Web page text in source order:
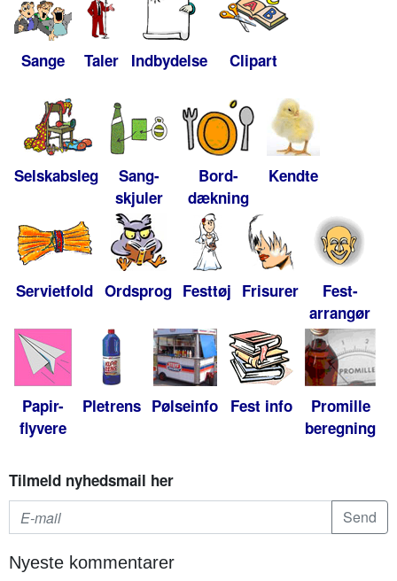
Sange Taler Indbydelse Clipart
Selskabsleg
Sang-
skjuler
Bord-
dækning
Kendte
Servietfold Ordsprog Festtøj Frisurer
Fest-
arrangør
Papir-
flyvere
Pletrens Pølseinfo Fest info
Promille
beregning
Tilmeld nyhedsmail her
Nyeste kommentarer